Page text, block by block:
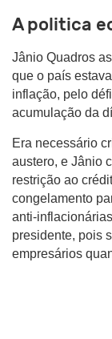
A politica
Jânio Quadros
que o país
inflação, pelo
acumulação da
Era necessário
austero, e Jânio
restrição ao
congelamento
anti-
presidente, pois
empresários